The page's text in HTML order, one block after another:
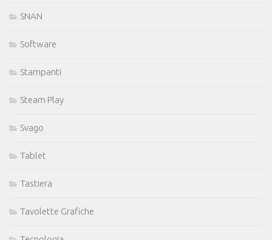
SNAN
Software
Stampanti
Steam Play
Svago
Tablet
Tastiera
Tavolette Grafiche